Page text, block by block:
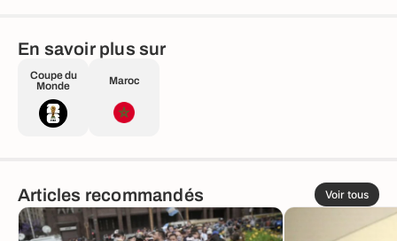
En savoir plus sur
Coupe du
Monde
Maroc
Articles recommandés Voir tous